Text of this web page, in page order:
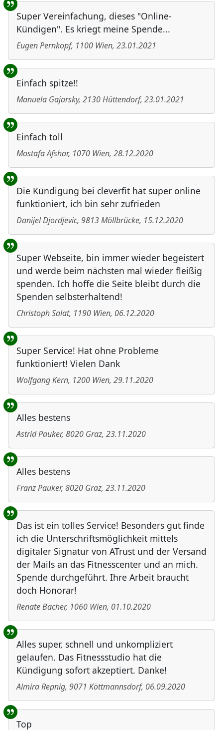
Super Vereinfachung, dieses "Online-
Kündigen". Es kriegt meine Spende...
Eugen Pernkopf, 1100 Wien, 23.01.2021
Einfach spitze!!
Manuela Gajarsky, 2130Hüttendorf, 23.01.2021
Einfach toll
Mostafa Afshar, 1070 Wien, 28.12.2020
Die Kündigung bei cleverfit hat super online
funktioniert, ich bin sehr zufrieden
Danijel Djordjevic, 9813Möllbrücke, 15.12.2020
Super Webseite, bin immer wieder begeistert
und werde beim nächsten mal wieder fleißig
spenden. Ich hoffe die Seite bleibt durch die
Spenden selbsterhaltend!
Christoph Salat, 1190 Wien, 06.12.2020
Super Service! Hat ohne Probleme
funktioniert! Vielen Dank
Wolfgang Kern, 1200 Wien, 29.11.2020
Alles bestens
Astrid Pauker, 8020 Graz, 23.11.2020
Alles bestens
Franz Pauker, 8020 Graz, 23.11.2020
Das ist ein tolles Service! Besonders gut finde
ich die Unterschriftsmöglichkeit mittels
digitaler Signatur von ATrust und der Versand
der Mails an das Fitnesscenter und an mich.
Spende durchgeführt. Ihre Arbeit braucht
doch Honorar!
Renate Bacher, 1060 Wien, 01.10.2020
Alles super, schnell und unkompliziert
gelaufen. Das Fitnessstudio hat die
Kündigung sofort akzeptiert. Danke!
Almira Repnig, 9071 Köttmannsdorf, 06.09.2020
Top